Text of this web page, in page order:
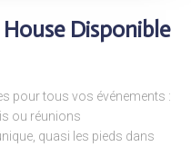
Disponible
pour tous vos événements :
ou réunions
quasi les pieds dans